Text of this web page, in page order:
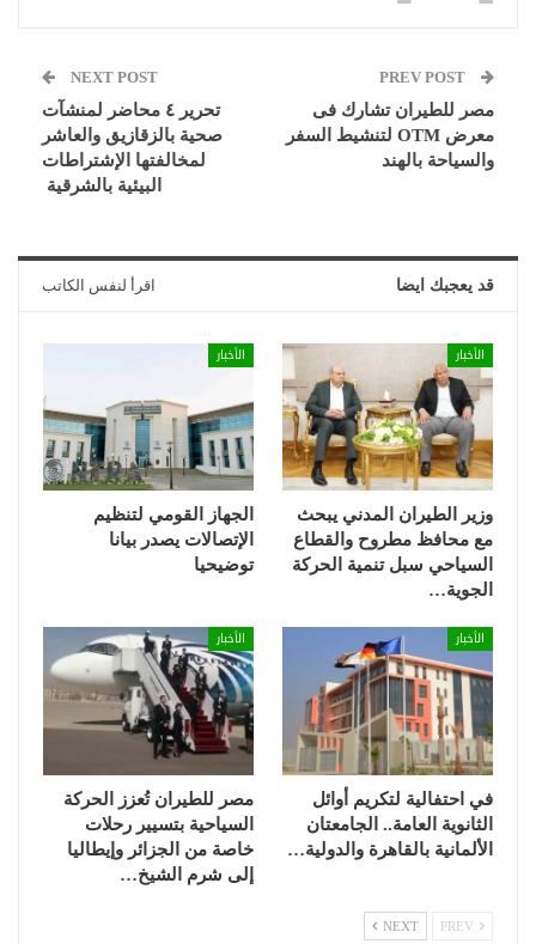
مصر للطيران تشارك فى
معرض OTM لتنشيط السفر
والسياحة بالهند
NEXT POST
تحرير ٤ محاضر لمنشآت
صحية بالزقازيق والعاشر
لمخالفتها الإشتراطات
البيئية بالشرقية
قد يعجبك ايضا اقرأ لنفس الكاتب
الأخبار
وزير الطيران المدني يبحث
مع محافظ مطروح والقطاع
السياحي سبل تنمية الحركة
الجوية…
الأخبار
الجهاز القومي لتنظيم
الإتصالات يصدر بيانا
توضيحيا
الأخبار
في احتفالية لتكريم أوائل
الثانوية العامة.. الجامعتان
الألمانية بالقاهرة والدولية…
الأخبار
مصر للطيران تُعزز الحركة
السياحية بتسيير رحلات
خاصة من الجزائر وإيطاليا
إلى شرم الشيخ…
NEXT